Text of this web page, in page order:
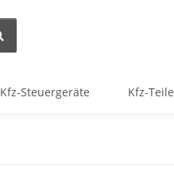
Kfz-Steuergeräte Kfz-Teile